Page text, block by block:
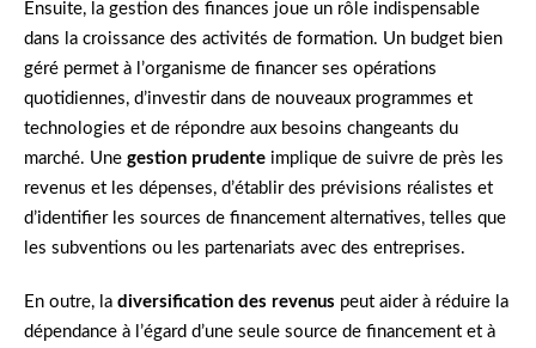
Ensuite, la gestion des finances joue un rôle indispensable
dans la croissance des activités de formation. Un budget bien
géré permet à l’organisme de financer ses opérations
quotidiennes, d’investir dans de nouveaux programmes et
technologies et de répondre aux besoins changeants du
marché. Une gestion prudente implique de suivre de près les
revenus et les dépenses, d’établir des prévisions réalistes et
d’identifier les sources de financement alternatives, telles que
les subventions ou les partenariats avec des entreprises.
En outre, la diversification des revenus peut aider à réduire la
dépendance à l’égard d’une seule source de financement et à